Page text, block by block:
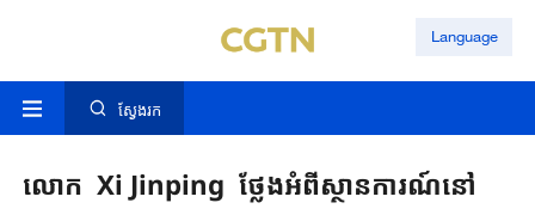
Language
ស្វែងរក
លោក Xi Jinping ថ្លែងអំពីស្ថានការណ៍​នៅ